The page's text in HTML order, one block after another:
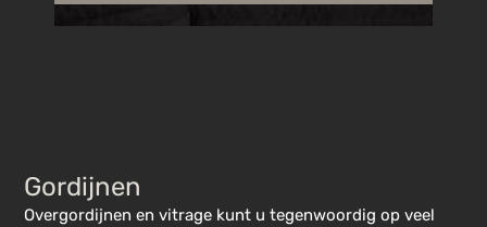
Gordijnen
Overgordijnen en vitrage kunt u tegenwoordig op veel